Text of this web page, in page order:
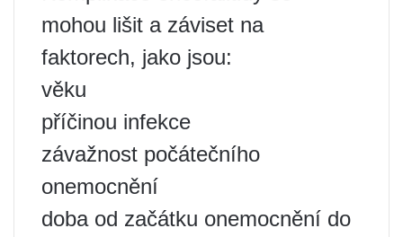
mohou lišit a záviset na
faktorech, jako jsou:
věku
příčinou infekce
závažnost počátečního
onemocnění
doba od začátku onemocnění do